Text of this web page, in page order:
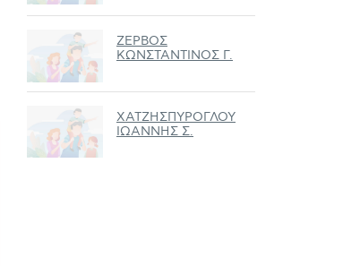
ΖΕΡΒΟΣ
ΚΩΝΣΤΑΝΤΙΝΟΣ Γ.
ΧΑΤΖΗΣΠΥΡΟΓΛΟΥ
ΙΩΑΝΝΗΣ Σ.